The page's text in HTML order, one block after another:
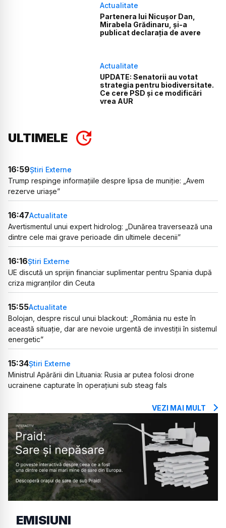
Actualitate
Partenera lui Nicușor Dan,
Mirabela Grădinaru, și-a
publicat declarația de avere
Actualitate
UPDATE: Senatorii au votat
strategia pentru biodiversitate.
Ce cere PSD și ce modificări
vrea AUR
ULTIMELE
16:59Știri Externe
Trump respinge informațiile despre lipsa de muniție: „Avem
rezerve uriașe”
16:47Actualitate
Avertismentul unui expert hidrolog: „Dunărea traversează una
dintre cele mai grave perioade din ultimele decenii”
16:16Știri Externe
UE discută un sprijin financiar suplimentar pentru Spania după
criza migranților din Ceuta
15:55Actualitate
Bolojan, despre riscul unui blackout: „România nu este în
această situație, dar are nevoie urgentă de investiții în sistemul
energetic”
15:34Știri Externe
Ministrul Apărării din Lituania: Rusia ar putea folosi drone
ucrainene capturate în operațiuni sub steag fals
VEZI MAI MULT
EMISIUNI